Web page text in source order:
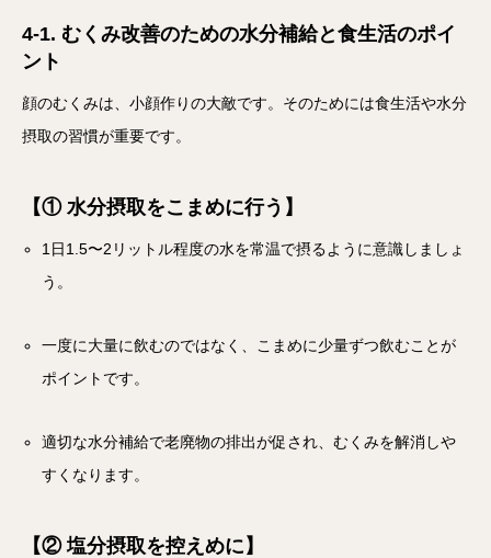
4-1. むくみ改善のための水分補給と食生活のポイ
ント
顔のむくみは、小顔作りの大敵です。そのためには食生活や水分
摂取の習慣が重要です。
【① 水分摂取をこまめに行う】
1日1.5〜2リットル程度の水を常温で摂るように意識しましょ
う。
一度に大量に飲むのではなく、こまめに少量ずつ飲むことが
ポイントです。
適切な水分補給で老廃物の排出が促され、むくみを解消しや
すくなります。
【② 塩分摂取を控えめに】